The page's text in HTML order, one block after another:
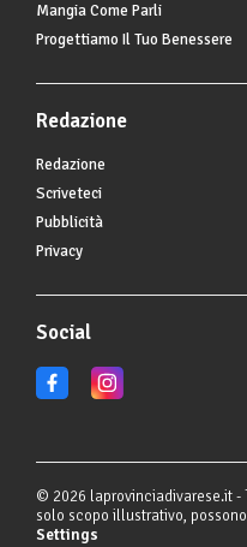
Mangia Come Parli
Progettiamo Il Tuo Benessere
Redazione
Redazione
Scriveteci
Pubblicità
Privacy
Social
© 2026 laprovinciadivarese.it -
solo scopo illustrativo,
Settings